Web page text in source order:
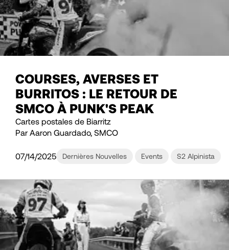
COURSES, AVERSES ET
BURRITOS : LE RETOUR DE
SMCO À PUNK'S PEAK
Cartes postales de Biarritz
Par Aaron Guardado, SMCO
07/14/2025 Dernières Nouvelles Events S2 Alpinista